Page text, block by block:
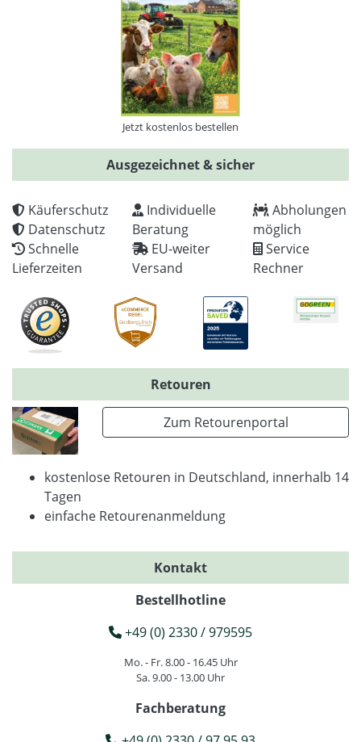
Jetzt kostenlos bestellen
Ausgezeichnet & sicher
Käuferschutz
Datenschutz
Schnelle
Lieferzeiten
Individuelle
Beratung
EU-weiter
Versand
Abholungen
möglich
Service
Rechner
Retouren
Zum Retourenportal
kostenlose Retouren in Deutschland, innerhalb 14
Tagen
einfache Retourenanmeldung
Kontakt
Bestellhotline
+49 (0) 2330 / 979595
Mo. - Fr. 8.00 - 16.45 Uhr
Sa. 9.00 - 13.00 Uhr
Fachberatung